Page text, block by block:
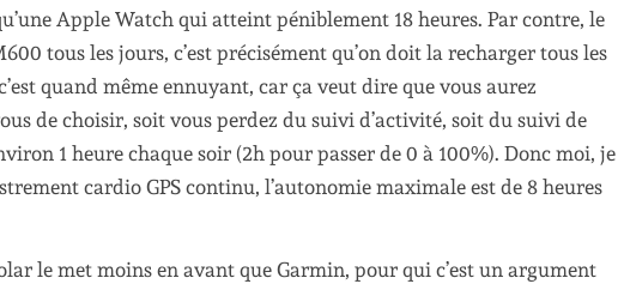
Apple Watch qui atteint péniblement 18 heures. Par contre, le
tous les jours, c’est précisément qu’on doit la recharger tous les
quand même ennuyant, car ça veut dire que vous aurez
de choisir, soit vous perdez du suivi d’activité, soit du suivi de
1 heure chaque soir (2h pour passer de 0 à 100%). Donc moi, je
cardio GPS continu, l’autonomie maximale est de 8 heures
le met moins en avant que Garmin, pour qui c’est un argument